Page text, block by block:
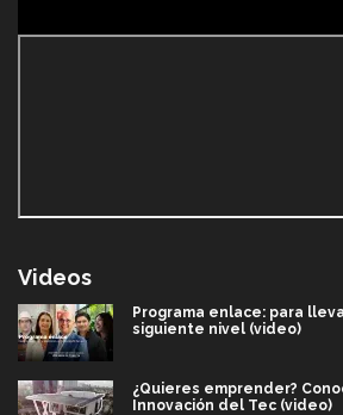
Videos
Programa enlace: para
siguiente nivel (video)
¿Quieres emprender?
Innovación del Tec (video)